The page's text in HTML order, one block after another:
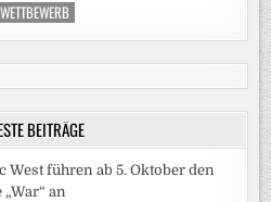
WETTBEWERB
BEITRÄGE
führen ab 5. Oktober den
an